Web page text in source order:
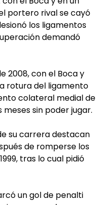
portero rival se cayó
los ligamentos
demandó
2008, con el Boca y
rotura del ligamento
colateral medial de
meses sin poder jugar.
su carrera destacan
de romperse los
tras lo cual pidió
un gol de penalti